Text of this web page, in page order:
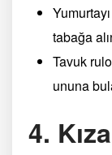
tabağa
Tavuk
ununa
4.